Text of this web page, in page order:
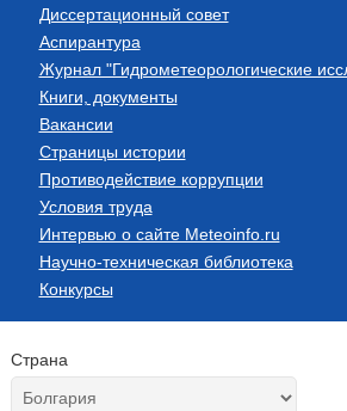
Диссертационный совет
Аспирантура
Журнал "Гидрометеорологические
Книги, документы
Вакансии
Страницы истории
Противодействие коррупции
Условия труда
Интервью о сайте Meteoinfo.ru
Научно-техническая библиотека
Конкурсы
Страна